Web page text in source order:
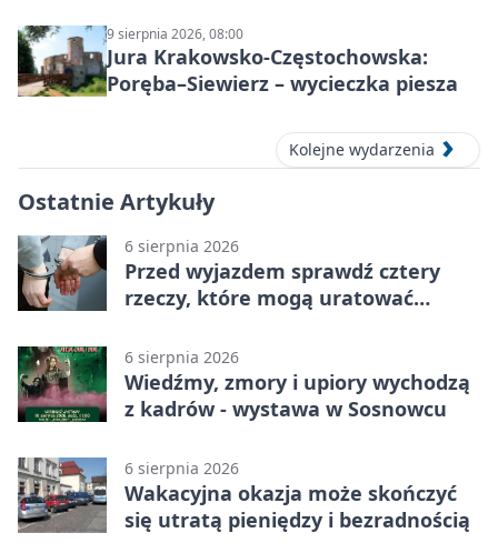
9 sierpnia 2026, 08:00
Jura Krakowsko-Częstochowska:
Poręba–Siewierz – wycieczka piesza
Kolejne wydarzenia
Ostatnie Artykuły
6 sierpnia 2026
Przed wyjazdem sprawdź cztery
rzeczy, które mogą uratować
6 sierpnia 2026
Wiedźmy, zmory i upiory wychodzą
z kadrów - wystawa w Sosnowcu
6 sierpnia 2026
Wakacyjna okazja może skończyć
się utratą pieniędzy i bezradnością